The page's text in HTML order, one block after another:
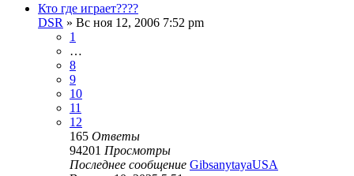
Кто где играет????
DSR » Вс ноя 12, 2006 7:52 pm
1
…
8
9
10
11
12
165 Ответы
94201 Просмотры
Последнее сообщение GibsanytayaUSA